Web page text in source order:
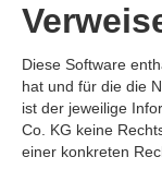
Diese Software
hat und für die die
ist der jeweilige
Co. KG keine
einer konkreten